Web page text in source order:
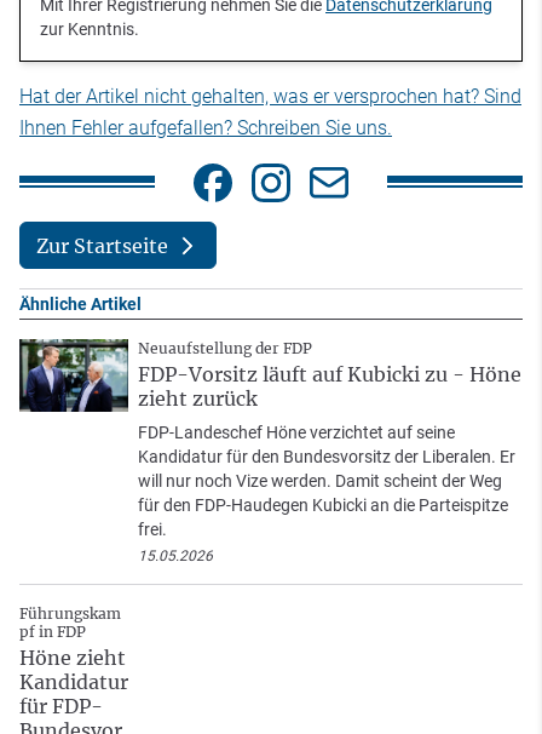
Mit Ihrer Registrierung nehmen Sie die Datenschutzerklärung
zur Kenntnis.
Hat der Artikel nicht gehalten, was er versprochen hat? Sind
Ihnen Fehler aufgefallen? Schreiben Sie uns.
Zur Startseite
Ähnliche Artikel
Neuaufstellung der FDP
FDP-Vorsitz läuft auf Kubicki zu - Höne
zieht zurück
FDP-Landeschef Höne verzichtet auf seine
Kandidatur für den Bundesvorsitz der Liberalen. Er
will nur noch Vize werden. Damit scheint der Weg
für den FDP-Haudegen Kubicki an die Parteispitze
frei.
15.05.2026
Führungskam
pf in FDP
Höne zieht
Kandidatur
für FDP-